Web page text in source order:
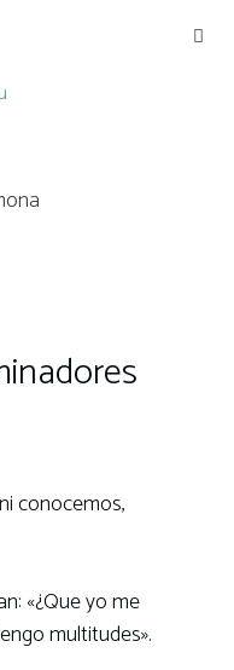
conocemos,
«¿Que yo me
multitudes».